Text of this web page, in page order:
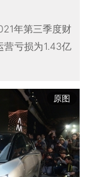
年第三季度财
营亏损为1.43亿
原图